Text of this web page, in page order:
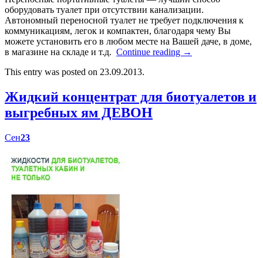
оборудовать туалет при отсутствии канализации.
Автономный переносной туалет не требует подключения к
коммуникациям, легок и компактен, благодаря чему Вы
можете установить его в любом месте на Вашей даче, в доме,
в магазине на складе и т.д. Continue reading →
This entry was posted on 23.09.2013.
Жидкий концентрат для биотуалетов и
выгребных ям ДЕВОН
Сен23